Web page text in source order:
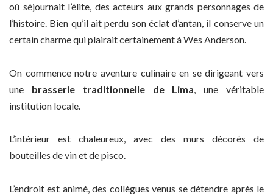
où séjournait l’élite, des acteurs aux grands personnages de
l’histoire. Bien qu’il ait perdu son éclat d’antan, il conserve un
certain charme qui plairait certainement à Wes Anderson.
On commence notre aventure culinaire en se dirigeant vers
une brasserie traditionnelle de Lima , une véritable
institution locale.
L’intérieur est chaleureux, avec des murs décorés de
bouteilles de vin et de pisco.
L’endroit est animé, des collègues venus se détendre après le